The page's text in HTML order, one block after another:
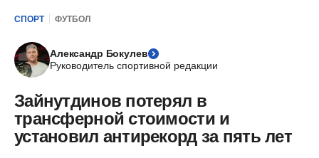
СПОРТ ФУТБОЛ
Александр Бокулев
Руководитель спортивной редакции
Зайнутдинов потерял в
трансферной стоимости и
установил антирекорд за пять лет